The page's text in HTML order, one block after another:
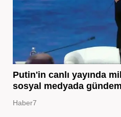
Putin'in canlı yayında
sosyal medyada
Haber7